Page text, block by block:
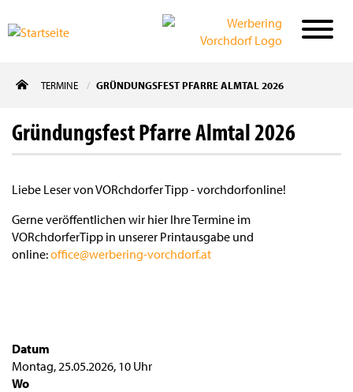
zum
TERMINE GRÜNDUNGSFEST PFARRE ALMTAL 2026
Gründungsfest Pfarre Almtal 2026
Liebe Leser von VORchdorfer Tipp - vorchdorfonline!
Gerne veröffentlichen wir hier Ihre Termine im
VORchdorferTipp in unserer Printausgabe und
online:office@werbering-vorchdorf.at
Datum
Montag, 25.05.2026, 10 Uhr
Wo